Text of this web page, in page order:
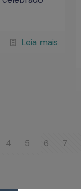
Leia mais
4 5 6 7